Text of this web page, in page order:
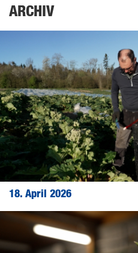
ARCHIV
18. April 2026